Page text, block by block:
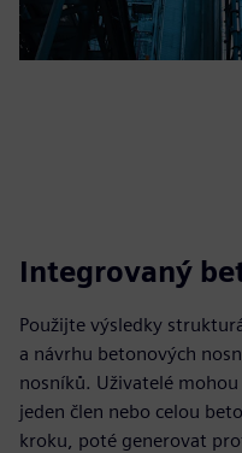
Integrovaný
Použijte výsledky
a návrhu betonových
nosníků. Uživatelé
jeden člen nebo celou
kroku, poté generovat